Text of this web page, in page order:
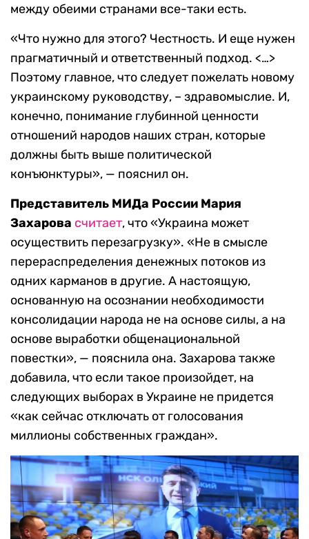
между обеими странами все-таки есть.
«Что нужно для этого? Честность. И еще нужен
прагматичный и ответственный подход. <…>
Поэтому главное, что следует пожелать новому
украинскому руководству, – здравомыслие. И,
конечно, понимание глубинной ценности
отношений народов наших стран, которые
должны быть выше политической
конъюнктуры», — пояснил он.
Представитель МИДа России Мария
Захарова считает, что «Украина может
осуществить перезагрузку». «Не в смысле
перераспределения денежных потоков из
одних карманов в другие. А настоящую,
основанную на осознании необходимости
консолидации народа не на основе силы, а на
основе выработки общенациональной
повестки», — пояснила она. Захарова также
добавила, что если такое произойдет, на
следующих выборах в Украине не придется
«как сейчас отключать от голосования
миллионы собственных граждан».